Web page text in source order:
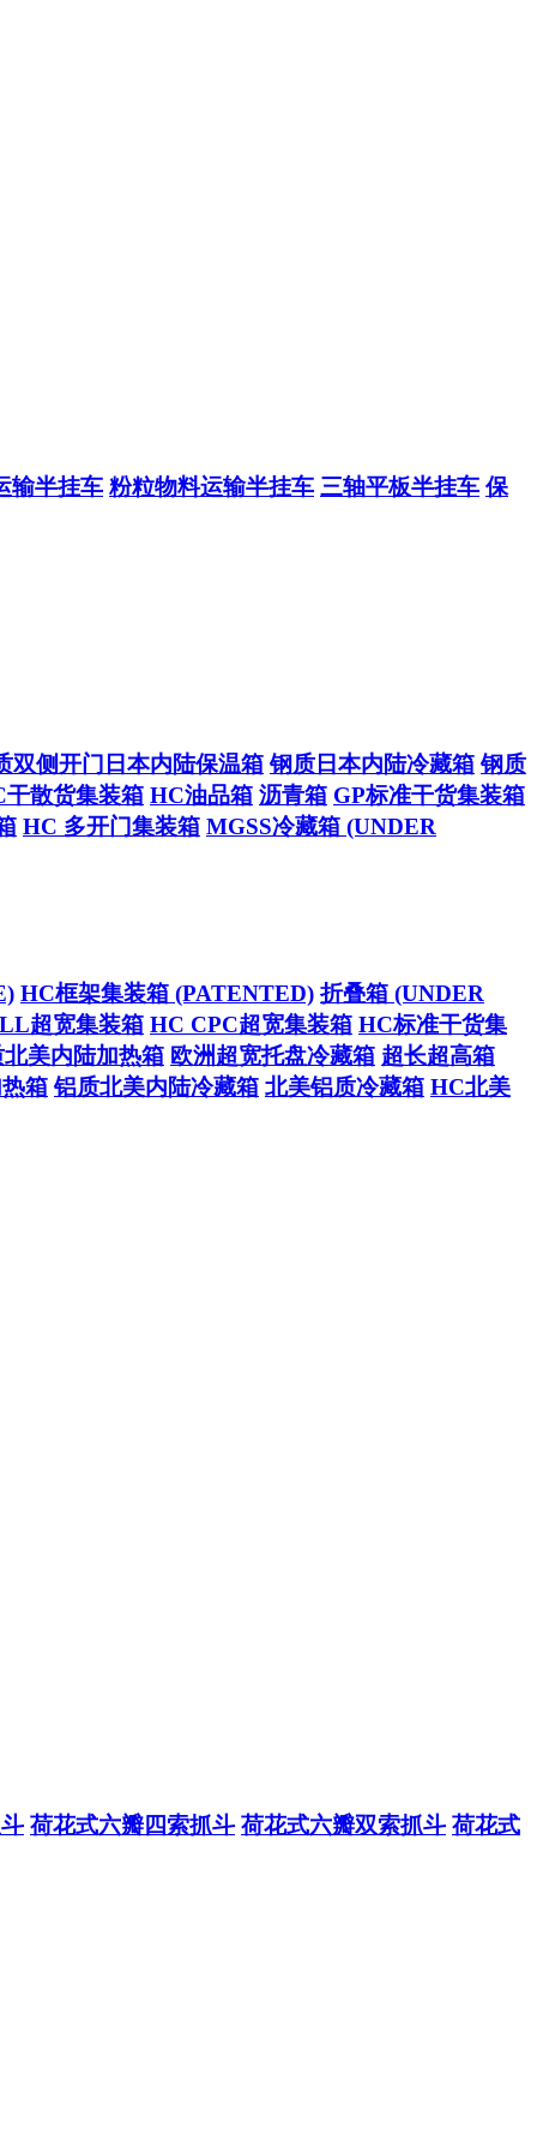
输半挂车 粉粒物料运输半挂车 三轴平板半挂车 保
双侧开门日本内陆保温箱 钢质日本内陆冷藏箱 钢质
干散货集装箱 HC油品箱 沥青箱 GP标准干货集装箱
HC 多开门集装箱 MGSS冷藏箱 (UNDER
HC框架集装箱 (PATENTED) 折叠箱 (UNDER
超宽集装箱 HC CPC超宽集装箱 HC标准干货集
美内陆加热箱 欧洲超宽托盘冷藏箱 超长超高箱
箱 铝质北美内陆冷藏箱 北美铝质冷藏箱 HC北美
荷花式六瓣四索抓斗 荷花式六瓣双索抓斗 荷花式